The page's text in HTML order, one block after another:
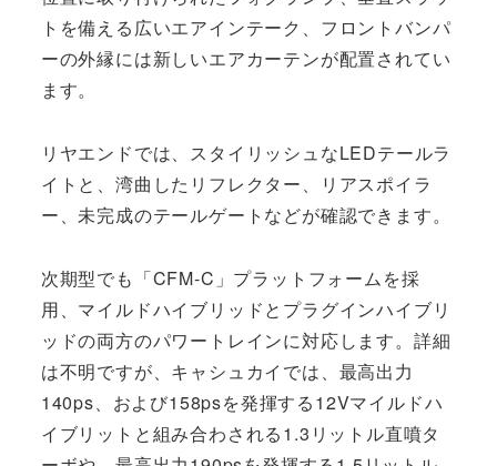
トを備える広いエアインテーク、フロントバンパ
ーの外縁には新しいエアカーテンが配置されてい
ます。
リヤエンドでは、スタイリッシュなLEDテールラ
イトと、湾曲したリフレクター、リアスポイラ
ー、未完成のテールゲートなどが確認できます。
次期型でも「CFM-C」プラットフォームを採
用、マイルドハイブリッドとプラグインハイブリ
ッドの両方のパワートレインに対応します。詳細
は不明ですが、キャシュカイでは、最高出力
140ps、および158psを発揮する12Vマイルドハ
イブリットと組み合わされる1.3リットル直噴タ